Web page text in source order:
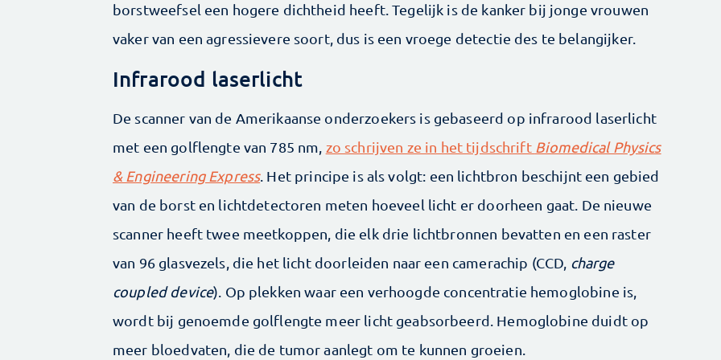
borstweefsel een hogere dichtheid heeft. Tegelijk is de kanker bij jonge vrouwen
vaker van een agressievere soort, dus is een vroege detectie des te belangijker.
Infrarood laserlicht
De scanner van de Amerikaanse onderzoekers is gebaseerd op infrarood laserlicht
met een golflengte van 785 nm, zo schrijven ze in het tijdschrift Biomedical Physics
& Engineering Express. Het principe is als volgt: een lichtbron beschijnt een gebied
van de borst en lichtdetectoren meten hoeveel licht er doorheen gaat. De nieuwe
scanner heeft twee meetkoppen, die elk drie lichtbronnen bevatten en een raster
van 96 glasvezels, die het licht doorleiden naar een camerachip (CCD, charge
coupled device). Op plekken waar een verhoogde concentratie hemoglobine is,
wordt bij genoemde golflengte meer licht geabsorbeerd. Hemoglobine duidt op
meer bloedvaten, die de tumor aanlegt om te kunnen groeien.